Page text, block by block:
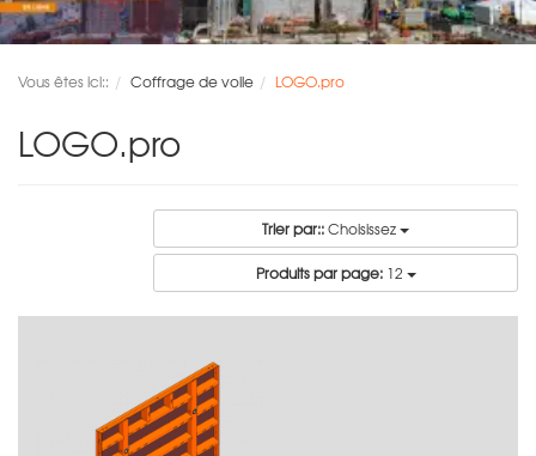
Vous êtes ici:: Coffrage de voile LOGO.pro
LOGO.pro
Trier par::Choisissez
Produits par page: 12